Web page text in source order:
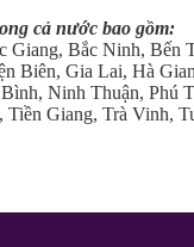
cả nước bao gồm:
Bắc Ninh,
Gia Lai, Hà
Ninh Thuận, Phú
Giang, Trà Vinh,